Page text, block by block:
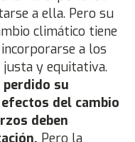
a ella. Pero su
climático tiene
a los
justa y equitativa.
su
del cambio
deben
Pero la